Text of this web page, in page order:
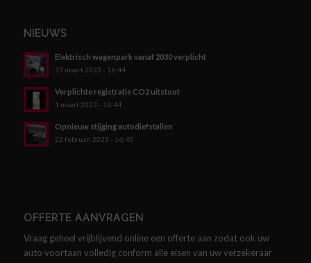
NIEUWS
Elektrisch wagenpark vanaf 2030 verplicht
13 maart 2023 - 16:44
Verplichte registratie CO2 uitstoot
1 maart 2023 - 16:44
Opnieuw stijging autodiefstallen
22 februari 2023 - 16:45
OFFERTE AANVRAGEN
Vraag geheel vrijblijvend online een offerte aan zodat ook uw
auto voortaan volledig conform alle eisen van uw verzekeraar